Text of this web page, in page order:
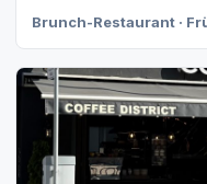
Brunch-Restaurant ·